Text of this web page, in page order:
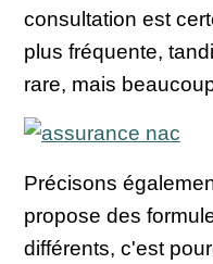
consultation est
plus fréquente,
rare, mais
Précisons
propose des
différents, c'est